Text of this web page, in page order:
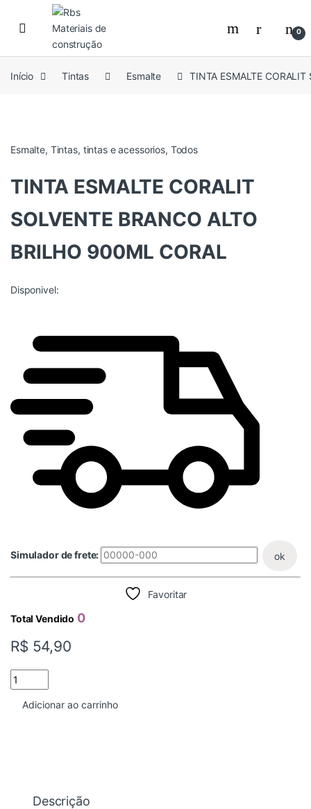
Skip to navigation
Skip to content
0
Início Tintas Esmalte TINTA ESMALTE
Esmalte, Tintas, tintas e acessorios, Todos
TINTA ESMALTE CORALIT
SOLVENTE BRANCO ALTO
BRILHO 900ML CORAL
Disponivel:
Simulador de frete: ok
Favoritar
Total Vendido 0
R$ 54,90
TINTA ESMALTE CORALIT SOLVENTE BRANCO ALTO BRILHO
Adicionar ao carrinho
Descrição